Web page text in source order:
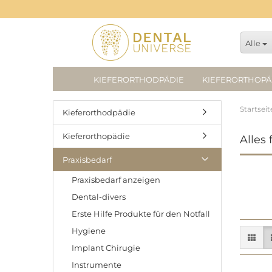
Alle
KIEFERORTHODPÄDIE
Alles
Kieferorthodpädie
Kieferorthopädie
Praxisbedarf
Praxisbedarf anzeigen
Dental-divers
Erste Hilfe Produkte für den Notfall
Hygiene
Implant Chirugie
Instrumente